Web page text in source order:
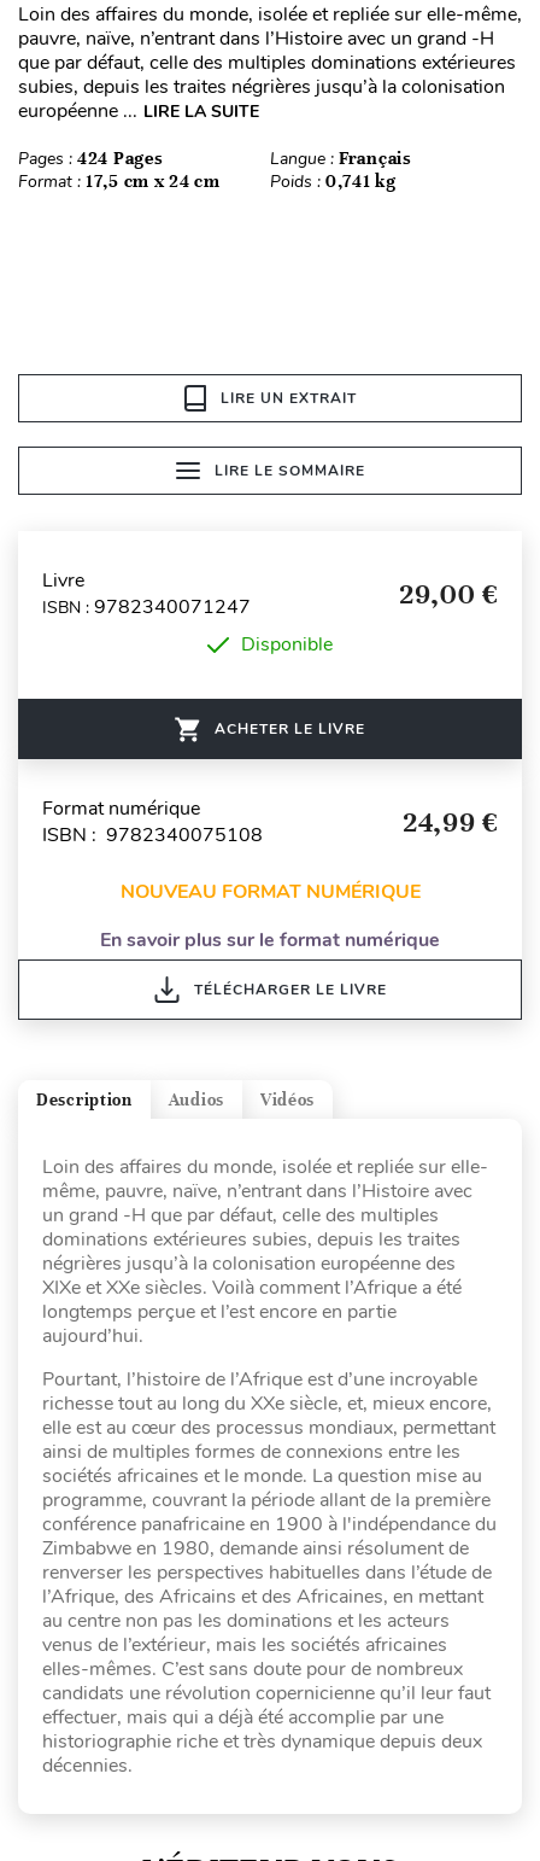
Loin des affaires du monde, isolée et repliée sur elle-même,
pauvre, naïve, n’entrant dans l’Histoire avec un grand -H
que par défaut, celle des multiples dominations extérieures
subies, depuis les traites négrières jusqu’à la colonisation
européenne ... LIRE LA SUITE
Pages : 424 Pages Langue : Français
Format : 17,5 cm x 24 cm Poids : 0,741 kg
LIRE UN EXTRAIT
LIRE LE SOMMAIRE
Livre
ISBN : 9782340071247 29,00 €
Disponible
ACHETER LE LIVRE
Format numérique
ISBN : 9782340075108
24,99 €
NOUVEAU FORMAT NUMÉRIQUE
En savoir plus sur le format numérique
TÉLÉCHARGER LE LIVRE
Vidéos
Audios
Description
Loin des affaires du monde, isolée et repliée sur elle-
même, pauvre, naïve, n’entrant dans l’Histoire avec
un grand -H que par défaut, celle des multiples
dominations extérieures subies, depuis les traites
négrières jusqu’à la colonisation européenne des
XIXe et XXe siècles. Voilà comment l’Afrique a été
longtemps perçue et l’est encore en partie
aujourd’hui.
Pourtant, l’histoire de l’Afrique est d’une incroyable
richesse tout au long du XXe siècle, et, mieux encore,
elle est au cœur des processus mondiaux, permettant
ainsi de multiples formes de connexions entre les
sociétés africaines et le monde. La question mise au
programme, couvrant la période allant de la première
conférence panafricaine en 1900 à l'indépendance du
Zimbabwe en 1980, demande ainsi résolument de
renverser les perspectives habituelles dans l’étude de
l’Afrique, des Africains et des Africaines, en mettant
au centre non pas les dominations et les acteurs
venus de l’extérieur, mais les sociétés africaines
elles-mêmes. C’est sans doute pour de nombreux
candidats une révolution copernicienne qu’il leur faut
effectuer, mais qui a déjà été accomplie par une
historiographie riche et très dynamique depuis deux
décennies.